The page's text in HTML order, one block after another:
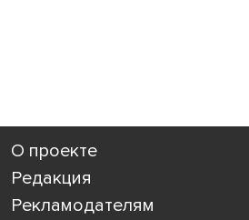
О проекте
Редакция
Рекламодателям